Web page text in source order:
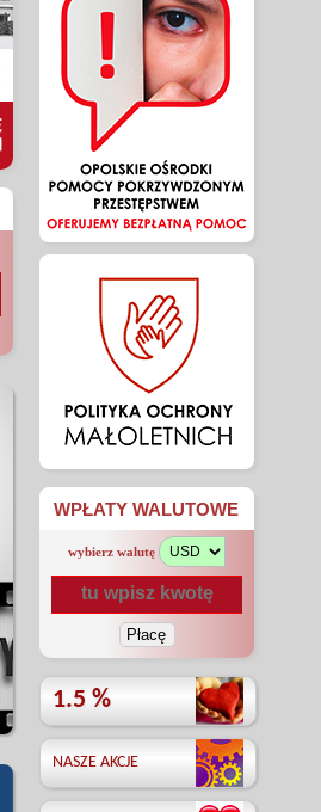
WPŁATY WALUTOWE
wybierz walutę
1.5 %
NASZE AKCJE